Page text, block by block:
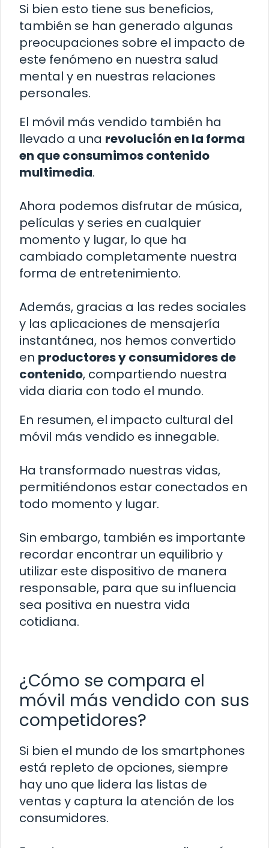
Si bien esto tiene sus beneficios,
también se han generado algunas
preocupaciones sobre el impacto de
este fenómeno en nuestra salud
mental y en nuestras relaciones
personales.
El móvil más vendido también ha
llevado a una revolución en la forma
en que consumimos contenido
multimedia.
Ahora podemos disfrutar de música,
películas y series en cualquier
momento y lugar, lo que ha
cambiado completamente nuestra
forma de entretenimiento.
Además, gracias a las redes sociales
y las aplicaciones de mensajería
instantánea, nos hemos convertido
en productores y consumidores de
contenido, compartiendo nuestra
vida diaria con todo el mundo.
En resumen, el impacto cultural del
móvil más vendido es innegable.
Ha transformado nuestras vidas,
permitiéndonos estar conectados en
todo momento y lugar.
Sin embargo, también es importante
recordar encontrar un equilibrio y
utilizar este dispositivo de manera
responsable, para que su influencia
sea positiva en nuestra vida
cotidiana.
¿Cómo se compara el
móvil más vendido con sus
competidores?
Si bien el mundo de los smartphones
está repleto de opciones, siempre
hay uno que lidera las listas de
ventas y captura la atención de los
consumidores.